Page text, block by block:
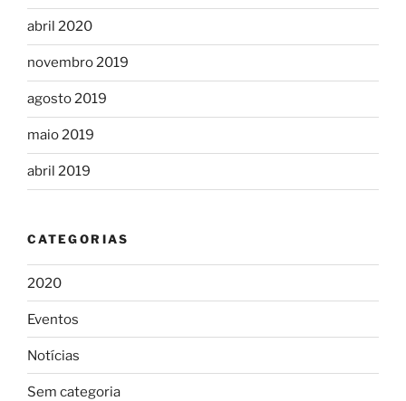
abril 2020
novembro 2019
agosto 2019
maio 2019
abril 2019
CATEGORIAS
2020
Eventos
Notícias
Sem categoria